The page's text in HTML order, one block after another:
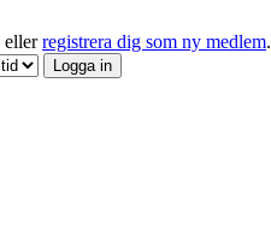
ellerregistrera dig som ny medlem.